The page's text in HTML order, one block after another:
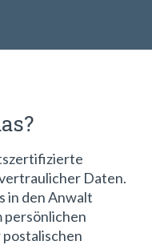
Daten.
in den Anwalt
persönlichen
postalischen